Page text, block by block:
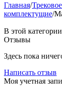
Главная/
комплектущие/
В этой
Отзывы
Здесь пока
Написать отзыв
Моя учетная